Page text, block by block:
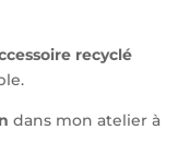
recyclé
dans mon atelier à